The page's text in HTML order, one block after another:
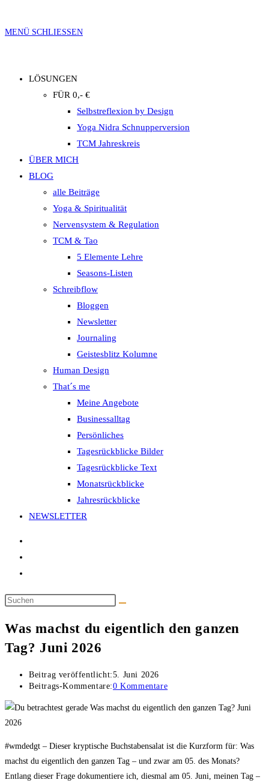
MENÜ SCHLIESSEN
LÖSUNGEN
FÜR 0,- €
Selbstreflexion by Design
Yoga Nidra Schnupperversion
TCM Jahreskreis
ÜBER MICH
BLOG
alle Beiträge
Yoga & Spiritualität
Nervensystem & Regulation
TCM & Tao
5 Elemente Lehre
Seasons-Listen
Schreibflow
Bloggen
Newsletter
Journaling
Geistesblitz Kolumne
Human Design
That´s me
Meine Angebote
Businessalltag
Persönliches
Tagesrückblicke Bilder
Tagesrückblicke Text
Monatsrückblicke
Jahresrückblicke
NEWSLETTER
Was machst du eigentlich den ganzen
Tag? Juni 2026
Beitrag veröffentlicht:5. Juni 2026
Beitrags-Kommentare:0 Kommentare
#wmdedgt – Dieser kryptische Buchstabensalat ist die Kurzform für: Was
machst du eigentlich den ganzen Tag – und zwar am 05. des Monats?
Entlang dieser Frage dokumentiere ich, diesmal am 05. Juni, meinen Tag –